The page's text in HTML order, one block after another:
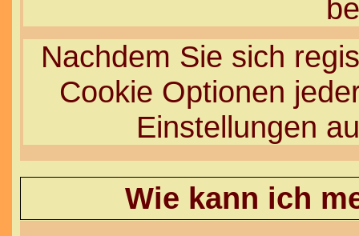
Nachdem Sie sich
Cookie Optionen
Einstellungen
Wie kann ich